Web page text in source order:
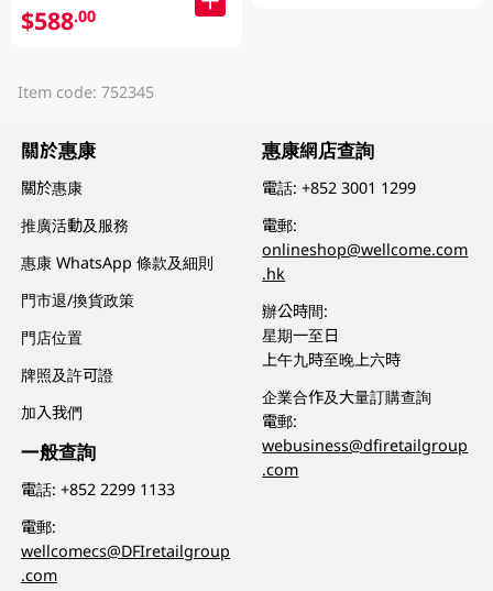
$588.00
Item code: 752345
關於惠康
關於惠康
推廣活動及服務
惠康 WhatsApp 條款及細則
門市退/換貨政策
門店位置
牌照及許可證
加入我們
一般查詢
電話:+852 2299 1133
電郵:
wellcomecs@DFIretailgroup
.com
惠康網店查詢
電話:+852 3001 1299
電郵:
onlineshop@wellcome.com
.hk
辦公時間:
星期一至日
上午九時至晚上六時
企業合作及大量訂購查詢
電郵:
webusiness@dfiretailgroup
.com